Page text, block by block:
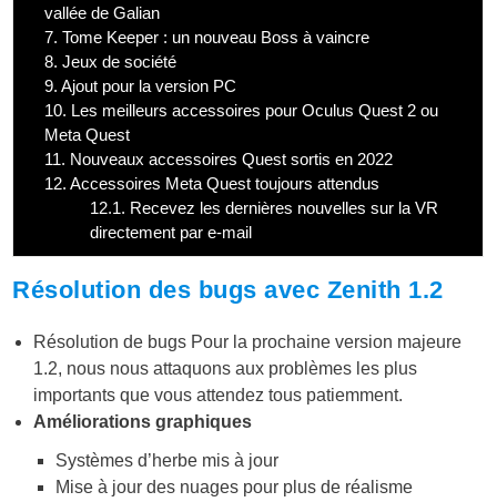
vallée de Galian
7. Tome Keeper : un nouveau Boss à vaincre
8. Jeux de société
9. Ajout pour la version PC
10. Les meilleurs accessoires pour Oculus Quest 2 ou
Meta Quest
11. Nouveaux accessoires Quest sortis en 2022
12. Accessoires Meta Quest toujours attendus
12.1. Recevez les dernières nouvelles sur la VR
directement par e-mail
Résolution des bugs avec Zenith 1.2
Résolution de bugs Pour la prochaine version majeure
1.2, nous nous attaquons aux problèmes les plus
importants que vous attendez tous patiemment.
Améliorations graphiques
Systèmes d’herbe mis à jour
Mise à jour des nuages pour plus de réalisme